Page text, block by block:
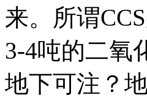
来。所谓
3-4吨的二氧
地下可注？